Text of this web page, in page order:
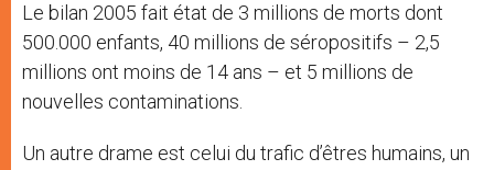
Le bilan 2005 fait état de 3 millions de morts dont
500.000 enfants, 40 millions de séropositifs – 2,5
millions ont moins de 14 ans – et 5 millions de
nouvelles contaminations.
Un autre drame est celui du trafic d’êtres humains, un